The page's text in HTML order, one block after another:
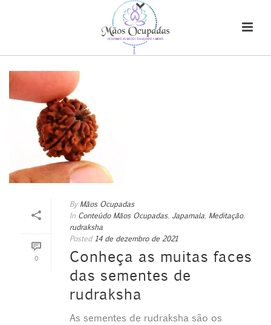
0
By Mãos Ocupadas
In Conteúdo Mãos Ocupadas, Japamala, Meditação,
rudraksha
Posted 14 de dezembro de 2021
Conheça as muitas faces
das sementes de
rudraksha
As sementes de rudraksha são os